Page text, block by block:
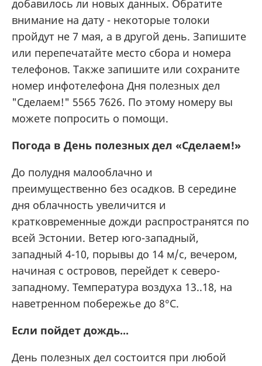
добавилось ли новых данных. Обратите
внимание на дату - некоторые толоки
пройдут не 7 мая, а в другой день. Запишите
или перепечатайте место сбора и номера
телефонов. Также запишите или сохраните
номер инфотелефона Дня полезных дел
"Сделаем!" 5565 7626. По этому номеру вы
можете попросить о помощи.
Погода в День полезных дел «Сделаем!»
До полудня малооблачно и
преимущественно без осадков. В середине
дня облачность увеличится и
кратковременные дожди распространятся по
всей Эстонии. Ветер юго-западный,
западный 4-10, порывы до 14 м/с, вечером,
начиная с островов, перейдет к северо-
западному. Температура воздуха 13..18, на
наветренном побережье до 8°С.
Если пойдет дождь...
День полезных дел состоится при любой